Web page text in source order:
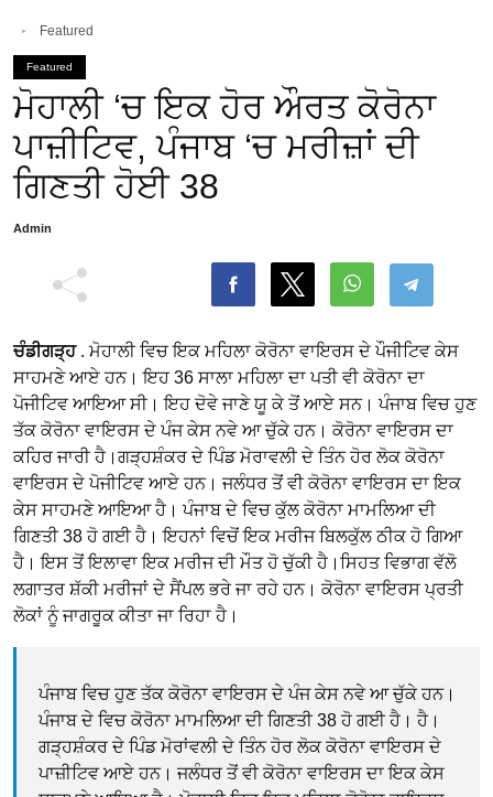
Featured
Featured
ਮੋਹਾਲੀ ‘ਚ ਇਕ ਹੋਰ ਔਰਤ ਕੋਰੋਨਾ
ਪਾਜ਼ੀਟਿਵ, ਪੰਜਾਬ ‘ਚ ਮਰੀਜ਼ਾਂ ਦੀ
ਗਿਣਤੀ ਹੋਈ 38
Admin
ਚੰਡੀਗੜ੍ਹ. ਮੋਹਾਲੀ ਵਿਚ ਇਕ ਮਹਿਲਾ ਕੋਰੋਨਾ ਵਾਇਰਸ ਦੇ ਪੌਜੀਟਿਵ ਕੇਸ
ਸਾਹਮਣੇ ਆਏ ਹਨ। ਇਹ 36 ਸਾਲਾ ਮਹਿਲਾ ਦਾ ਪਤੀ ਵੀ ਕੋਰੋਨਾ ਦਾ
ਪੋਜੀਟਿਵ ਆਇਆ ਸੀ। ਇਹ ਦੋਵੇ ਜਾਣੇ ਯੂ ਕੇ ਤੋਂ ਆਏ ਸਨ। ਪੰਜਾਬ ਵਿਚ ਹੁਣ
ਤੱਕ ਕੋਰੋਨਾ ਵਾਇਰਸ ਦੇ ਪੰਜ ਕੇਸ ਨਵੇ ਆ ਚੁੱਕੇ ਹਨ। ਕੋਰੋਨਾ ਵਾਇਰਸ ਦਾ
ਕਹਿਰ ਜਾਰੀ ਹੈ।ਗੜ੍ਹਸ਼ੰਕਰ ਦੇ ਪਿੰਡ ਮੋਰਾਵਲੀ ਦੇ ਤਿੰਨ ਹੋਰ ਲੋਕ ਕੋਰੋਨਾ
ਵਾਇਰਸ ਦੇ ਪੋਜੀਟਿਵ ਆਏ ਹਨ। ਜਲੰਧਰ ਤੋਂ ਵੀ ਕੋਰੋਨਾ ਵਾਇਰਸ ਦਾ ਇਕ
ਕੇਸ ਸਾਹਮਣੇ ਆਇਆ ਹੈ। ਪੰਜਾਬ ਦੇ ਵਿਚ ਕੁੱਲ ਕੋਰੋਨਾ ਮਾਮਲਿਆ ਦੀ
ਗਿਣਤੀ 38 ਹੋ ਗਈ ਹੈ। ਇਹਨਾਂ ਵਿਚੋਂ ਇਕ ਮਰੀਜ ਬਿਲਕੁੱਲ ਠੀਕ ਹੋ ਗਿਆ
ਹੈ। ਇਸ ਤੋਂ ਇਲਾਵਾ ਇਕ ਮਰੀਜ ਦੀ ਮੌਤ ਹੋ ਚੁੱਕੀ ਹੈ।ਸਿਹਤ ਵਿਭਾਗ ਵੱਲੋ
ਲਗਾਤਰ ਸ਼ੱਕੀ ਮਰੀਜਾਂ ਦੇ ਸੈਂਪਲ ਭਰੇ ਜਾ ਰਹੇ ਹਨ। ਕੋਰੋਨਾ ਵਾਇਰਸ ਪ੍ਰਤੀ
ਲੋਕਾਂ ਨੂੰ ਜਾਗਰੂਕ ਕੀਤਾ ਜਾ ਰਿਹਾ ਹੈ।
ਪੰਜਾਬ ਵਿਚ ਹੁਣ ਤੱਕ ਕੋਰੋਨਾ ਵਾਇਰਸ ਦੇ ਪੰਜ ਕੇਸ ਨਵੇ ਆ ਚੁੱਕੇ ਹਨ।
ਪੰਜਾਬ ਦੇ ਵਿਚ ਕੋਰੋਨਾ ਮਾਮਲਿਆ ਦੀ ਗਿਣਤੀ 38 ਹੋ ਗਈ ਹੈ। ਹੈ।
ਗੜ੍ਹਸ਼ੰਕਰ ਦੇ ਪਿੰਡ ਮੋਰਾਂਵਲੀ ਦੇ ਤਿੰਨ ਹੋਰ ਲੋਕ ਕੋਰੋਨਾ ਵਾਇਰਸ ਦੇ
ਪਾਜ਼ੀਟਿਵ ਆਏ ਹਨ। ਜਲੰਧਰ ਤੋਂ ਵੀ ਕੋਰੋਨਾ ਵਾਇਰਸ ਦਾ ਇਕ ਕੇਸ